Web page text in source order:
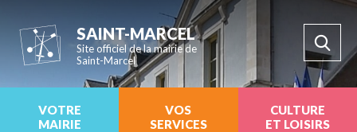
SAINT-MARCEL
Site officiel de la mairie de
Saint-Marcel
VOTRE
MAIRIE
VOS
SERVICES
CULTURE
ET LOISIRS